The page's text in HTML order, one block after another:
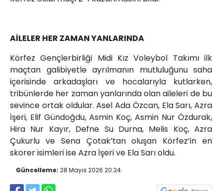
AİLELER HER ZAMAN YANLARINDA
Körfez Gençlerbirliği Midi Kız Voleybol Takımı ilk
maçtan galibiyetle ayrılmanın mutluluğunu saha
içerisinde arkadaşları ve hocalarıyla kutlarken,
tribünlerde her zaman yanlarında olan aileleri de bu
sevince ortak oldular. Asel Ada Özcan, Ela Sarı, Azra
İşeri, Elif Gündoğdu, Asmin Koç, Asmin Nur Özdurak,
Hira Nur Kayır, Defne Su Durna, Melis Koç, Azra
Çukurlu ve Sena Çotak’tan oluşan Körfez’in en
skorer isimleri ise Azra İşeri ve Ela Sarı oldu.
Güncelleme: 28 Mayıs 2026 20:24